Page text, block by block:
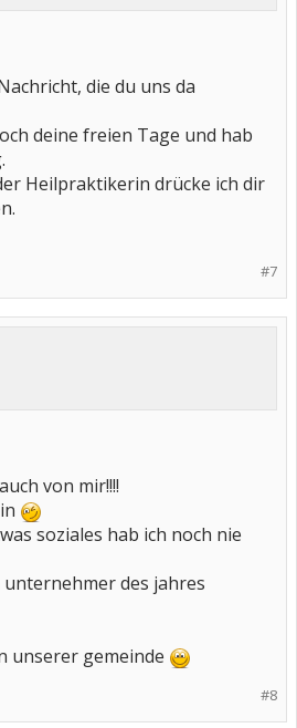
die du uns da
deine freien Tage und hab
Heilpraktikerin drücke ich dir
#7
von mir!!!!
soziales hab ich noch nie
des jahres
unserer gemeinde
#8